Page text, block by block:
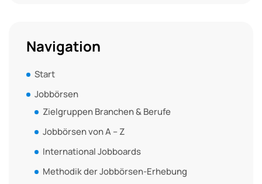
Navigation
Start
Jobbörsen
Zielgruppen Branchen & Berufe
Jobbörsen von A – Z
International Jobboards
Methodik der Jobbörsen-Erhebung